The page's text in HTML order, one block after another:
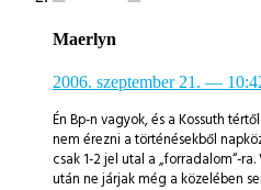
Maerlyn
2006. szeptember 21. —
Én Bp-n vagyok, és a Kossuth
nem érezni a történésekből
csak 1-2 jel utal a „forradalom“-
után ne járjak még a közelében